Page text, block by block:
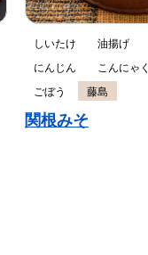
しいたけ 油揚げ
にんじん
こんにゃく
ごぼう
藤島
関根みそ